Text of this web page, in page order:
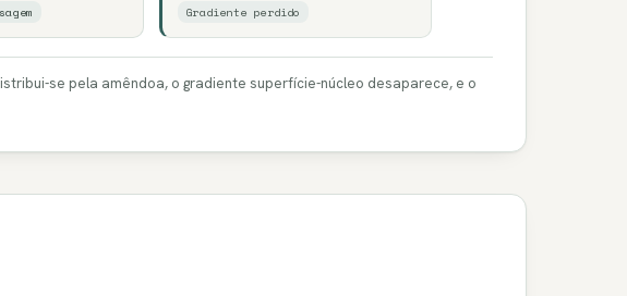
Gradiente perdido
se pela amêndoa, o gradiente superfície-núcleo desaparece, e o